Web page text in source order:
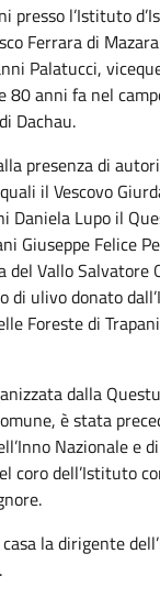
presso l’Istituto
Ferrara di
Palatucci,
80 anni fa nel
Dachau.
presenza di
il Vescovo
Daniela Lupo il
Giuseppe Felice
del Vallo Salvatore
di ulivo donato
Foreste di
dalla
è stata
Nazionale e
coro dell’Istituto
la dirigente